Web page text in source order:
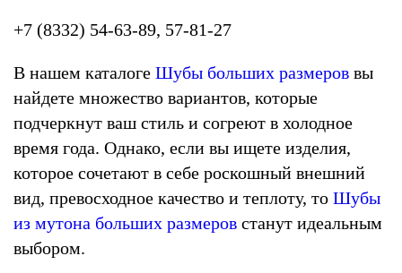
+7 (8332) 54-63-89, 57-81-27
В нашем каталоге Шубы больших размеров вы
найдете множество вариантов, которые
подчеркнут ваш стиль и согреют в холодное
время года. Однако, если вы ищете изделия,
которое сочетают в себе роскошный внешний
вид, превосходное качество и теплоту, то Шубы
из мутона больших размеров станут идеальным
выбором.